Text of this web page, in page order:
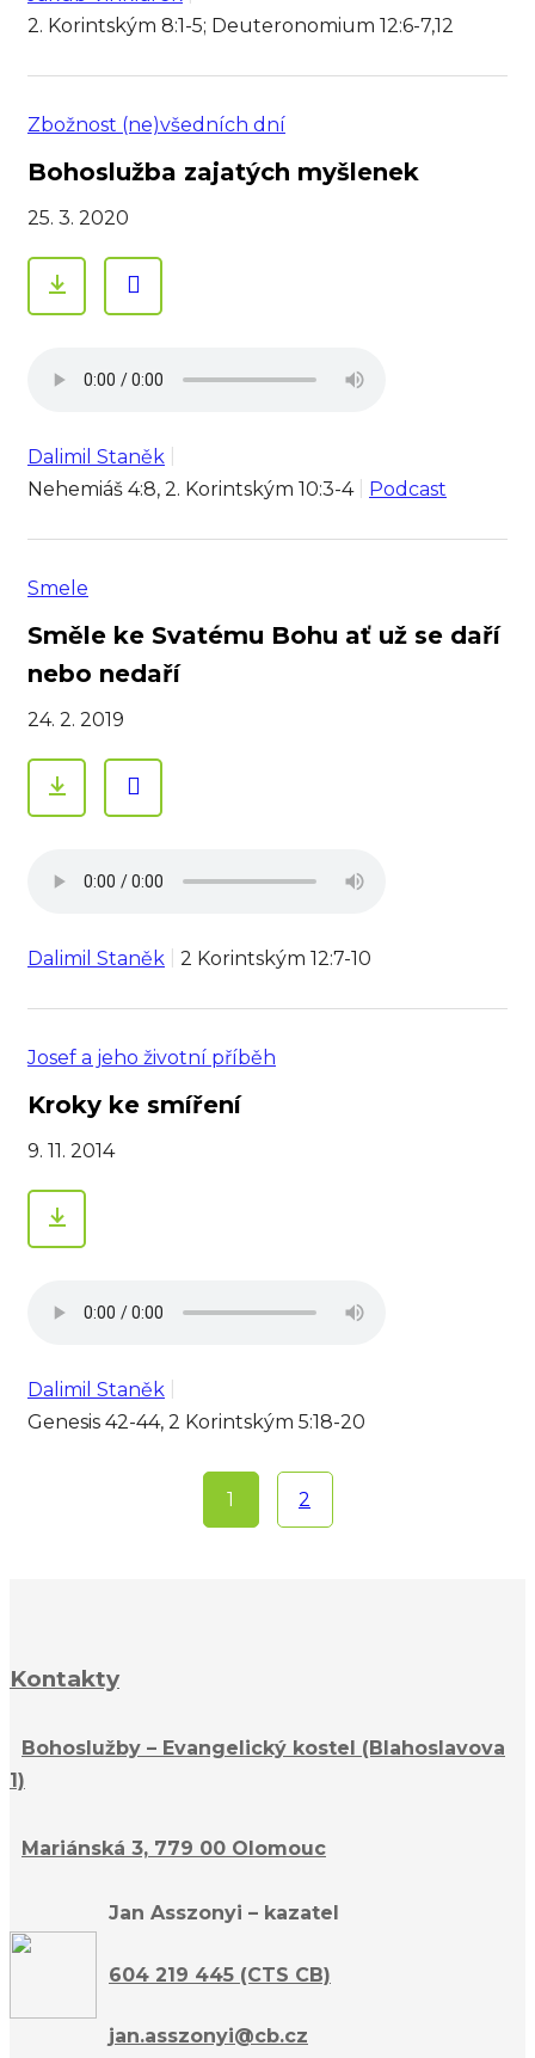
2. Korintským 8:1-5; Deuteronomium 12:6-7,12
Zbožnost (ne)všedních dní
Bohoslužba zajatých myšlenek
25. 3. 2020
Dalimil Staněk
Nehemiáš 4:8, 2. Korintským 10:3-4
Podcast
Smele
Směle ke Svatému Bohu ať už se daří
nebo nedaří
24. 2. 2019
Dalimil Staněk 2 Korintským 12:7-10
Josef a jeho životní příběh
Kroky ke smíření
9. 11. 2014
Dalimil Staněk
Genesis 42-44, 2 Korintským 5:18-20
1 2
Kontakty
Bohoslužby – Evangelický kostel (Blahoslavova
1)
Mariánská 3, 779 00 Olomouc
Jan Asszonyi – kazatel
604 219 445 (CTS CB)
jan.asszonyi@cb.cz